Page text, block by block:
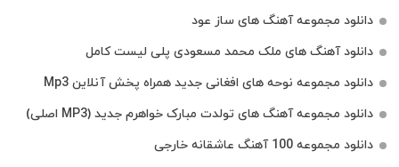
دانلود مجموعه آهنگ های ساز عود
دانلود آهنگ های ملک‌ محمد مسعودی پلی لیست کامل
دانلود مجموعه نوحه های افغانی جدید همراه پخش آنلاین Mp3
دانلود مجموعه آهنگ های تولدت مبارک خواهرم جدید (MP3 اصلی)
دانلود مجموعه 100 آهنگ عاشقانه خارجی